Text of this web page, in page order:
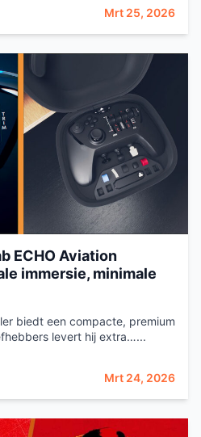
Mrt 25, 2026
ECHO Aviation
immersie, minimale
biedt een compacte, premium
levert hij extra…...
Mrt 24, 2026